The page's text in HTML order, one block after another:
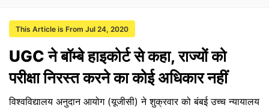
This Article is From Jul 24, 2020
UGC ने बॉम्बे हाइकोर्ट से कहा, राज्यों को
परीक्षा निरस्त करने का कोई अधिकार नहीं
विश्वविद्यालय अनुदान आयोग (यूजीसी) ने शुक्रवार को बंबई उच्च न्यायालय